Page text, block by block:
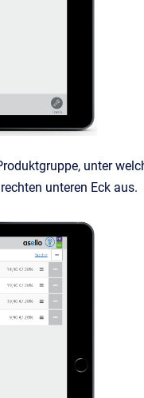
unter
unteren Eck aus.